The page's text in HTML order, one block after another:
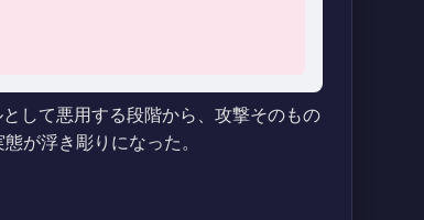
して悪用する段階から、攻撃そのもの
が浮き彫りになった。